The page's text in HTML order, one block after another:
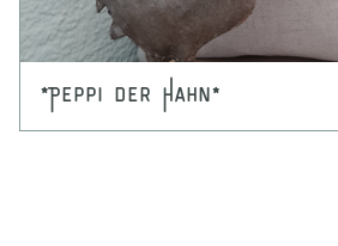
*Peppi der Hahn*